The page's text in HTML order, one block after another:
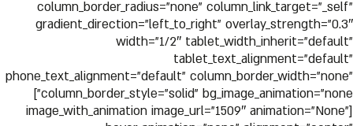
column_border_radius=”none” column_link_target=”_self”
gradient_direction=”left_to_right” overlay_strength=”0.3″
width=”1/2″ tablet_width_inherit=”default”
tablet_text_alignment=”default”
phone_text_alignment=”default” column_border_width=”none”
column_border_style=”solid” bg_image_animation=”none”]
[image_with_animation image_url=”1509″ animation=”None”